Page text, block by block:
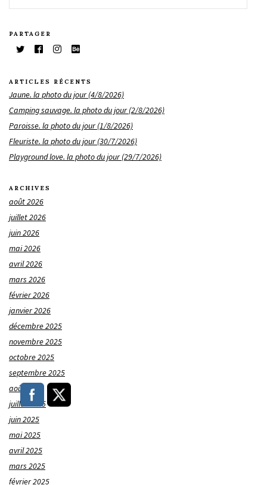
PARTAGER
ARTICLES RÉCENTS
Jaune. la photo du jour (4/8/2026)
Camping sauvage. la photo du jour (2/8/2026)
Paroisse. la photo du jour (1/8/2026)
Fleuriste. la photo du jour (30/7/2026)
Playground love. la photo du jour (29/7/2026)
ARCHIVES
août 2026
juillet 2026
juin 2026
mai 2026
avril 2026
mars 2026
février 2026
janvier 2026
décembre 2025
novembre 2025
octobre 2025
septembre 2025
août 2025
juillet 2025
juin 2025
mai 2025
avril 2025
mars 2025
février 2025